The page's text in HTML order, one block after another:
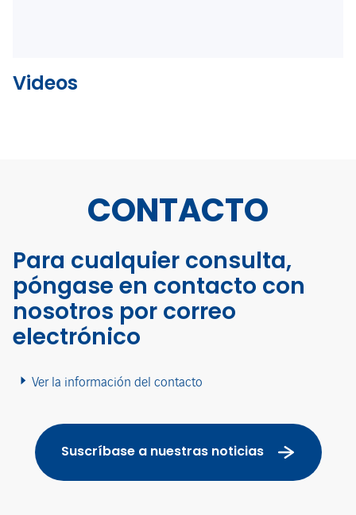
Videos
CONTACTO
Para cualquier consulta,
póngase en contacto con
nosotros por correo
electrónico
Ver la información del contacto
Suscríbase a nuestras noticias